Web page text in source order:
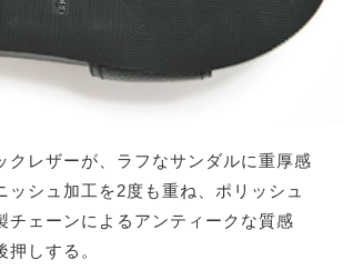
クレザーが、ラフなサンダルに重厚感
ッシュ加工を2度も重ね、ポリッシュ
チェーンによるアンティークな質感
押しする。